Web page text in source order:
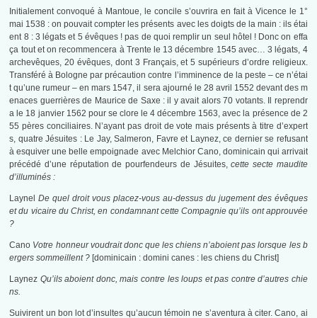
Initialement convoqué à Mantoue, le concile s’ouvrira en fait à Vicence le 1°
mai 1538 : on pouvait compter les présents avec les doigts de la main : ils étai
ent 8 : 3 légats et 5 évêques ! pas de quoi remplir un seul hôtel ! Donc on effa
ça tout et on recommencera à Trente le 13 décembre 1545 avec… 3 légats, 4
archevêques, 20 évêques, dont 3 Français, et 5 supérieurs d’ordre religieux.
Transféré à Bologne par précaution contre l’imminence de la peste – ce n’étai
t qu’une rumeur – en mars 1547, il sera ajourné le 28 avril 1552 devant des m
enaces guerrières de Maurice de Saxe : il y avait alors 70 votants. Il reprendr
a le 18 janvier 1562 pour se clore le 4 décembre 1563, avec la présence de 2
55 pères conciliaires. N’ayant pas droit de vote mais présents à titre d’expert
s, quatre Jésuites : Le Jay, Salmeron, Favre et Laynez, ce dernier se refusant
à esquiver une belle empoignade avec Melchior Cano, dominicain qui arrivait
précédé d’une réputation de pourfendeurs de Jésuites,cette secte maudite
d’illuminés :
Laynel De quel droit vous placez-vous au-dessus du jugement des évêques
et du vicaire du Christ, en condamnant cette Compagnie qu’ils ont approuvée
?
Cano Votre honneur voudrait donc que les chiens n’aboient pas lorsque les b
ergers sommeillent ? [dominicain : domini canes : les chiens du Christ]
Laynez Qu’ils aboient donc, mais contre les loups et pas contre d’autres chie
ns.
Suivirent un bon lot d’insultes qu’aucun témoin ne s’aventura à citer. Cano, ai